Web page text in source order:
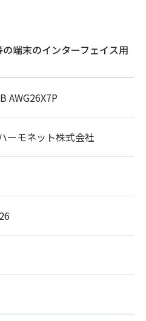
端末のインターフェイス用
AWG26X7P
ーモネット株式会社